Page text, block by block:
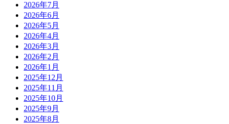
2026年7月
2026年6月
2026年5月
2026年4月
2026年3月
2026年2月
2026年1月
2025年12月
2025年11月
2025年10月
2025年9月
2025年8月